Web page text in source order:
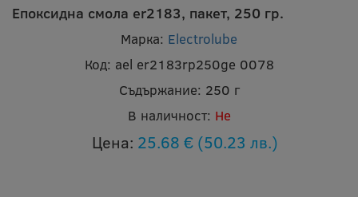
Епоксидна смола er2183, пакет, 250 гр.
Марка: Electrolube
Код: ael er2183rp250ge 0078
Съдържание: 250 г
В наличност: Не
Цена: 25.68 € (50.23 лв.)